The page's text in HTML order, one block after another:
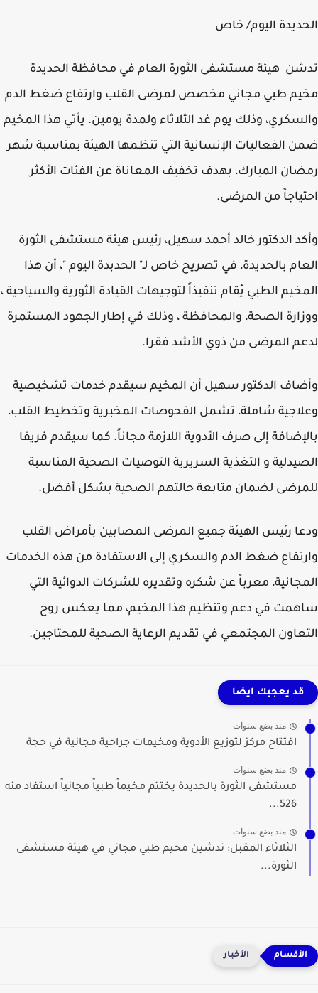
اليوم/ خاص
هيئة مستشفى الثورة العام في محافظة الحديدة
طبي مجاني مخصص لمرضى القلب وارتفاع ضغط الدم
وذلك يوم غد الثلاثاء ولمدة يومين. يأتي هذا المخيم
الفعاليات الإنسانية التي تنظمها الهيئة بمناسبة شهر
المبارك، بهدف تخفيف المعاناة عن الفئات الأكثر
من المرضى.
الدكتور خالد أحمد سهيل، رئيس هيئة مستشفى الثورة
بالحديدة، في تصريح خاص لـ" الحدبدة اليوم "، أن هذا
الطبي يُقام تنفيذاً لتوجيهات القيادة الثورية والسياحية ،
الصحة، والمحافظة ، وذلك في إطار الجهود المستمرة
المرضى من ذوي الأشد فقرا.
الدكتور سهيل أن المخيم سيقدم خدمات تشخيصية
شاملة، تشمل الفحوصات المخبرية وتخطيط القلب،
إلى صرف الأدوية اللازمة مجاناً. كما سيقدم فريقا
و التغذية السريرية التوصيات الصحية المناسبة
لضمان متابعة حالتهم الصحية بشكل أفضل.
رئيس الهيئة جميع المرضى المصابين بأمراض القلب
ضغط الدم والسكري إلى الاستفادة من هذه الخدمات
معرباً عن شكره وتقديره للشركات الدوائية التي
في دعم وتنظيم هذا المخيم، مما يعكس روح
المجتمعي في تقديم الرعاية الصحية للمحتاجين.
قد يعجبك ايضا
منذ بضع سنوات
افتتاح مركز لتوزيع الأدوية ومخيمات جراحية مجانية في حجة
منذ بضع سنوات
مستشفى الثورة بالحديدة يختتم مخيماً طبياً مجانياً استفاد منه
526...
منذ بضع سنوات
الثلاثاء المقبل: تدشين مخيم طبي مجاني في هيئة مستشفى
الثورة...
الأخبار